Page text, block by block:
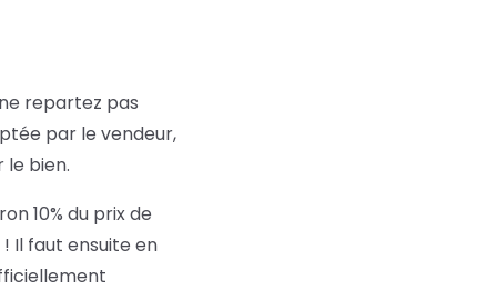
repartez pas
par le vendeur,
le bien.
10% du prix de
Il faut ensuite en